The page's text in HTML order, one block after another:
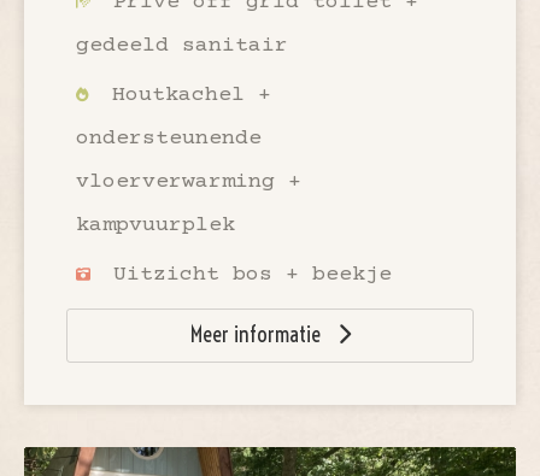
gedeeld sanitair
Houtkachel +
ondersteunende
vloerverwarming +
kampvuurplek
Uitzicht bos + beekje
Meer informatie